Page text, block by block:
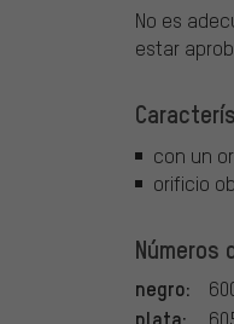
No es
estar
con un
orificio
Números
negro:
plata: